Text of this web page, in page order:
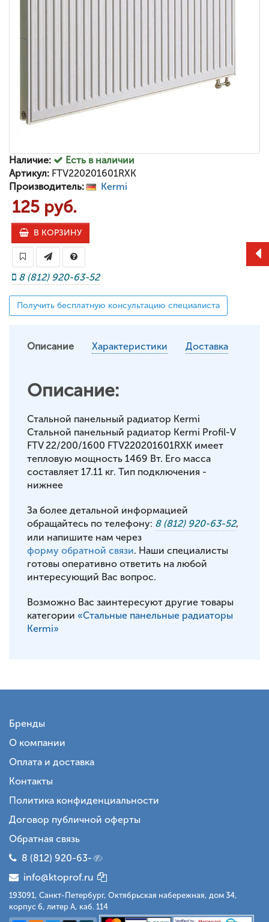
Наличие:
Есть в наличии
Артикул: FTV220201601RXK
Производитель:
Kermi
125 руб.
В КОРЗИНУ
8 (812) 920-63-52
Получить бесплатную консультацию специалиста
Описание Характеристики Доставка
Описание:
Стальной панельный радиатор Kermi
Стальной панельный радиатор Kermi Profil-V
FTV 22/200/1600 FTV220201601RXK имеет
тепловую мощность 1469 Вт. Его масса
составляет 17.11 кг. Тип подключения -
нижнее
За более детальной информацией
обращайтесь по телефону: 8 (812) 920-63-52,
или напишите нам через
форму обратной связи. Наши специалисты
готовы оперативно ответить на любой
интересующий Вас вопрос.
Возможно Вас заинтересуют другие товары
категории «Стальные панельные радиаторы
Kermi»
Бренды
О компании
Оплата и доставка
Контакты
Политика конфиденциальности
Договор публичной оферты
Обратная связь
8 (812) 920-63-
info@ktoprof.ru
193091, Санкт-Петербург, Октябрьская набережная, дом 34,
корпус 6, литер А, каб. 114